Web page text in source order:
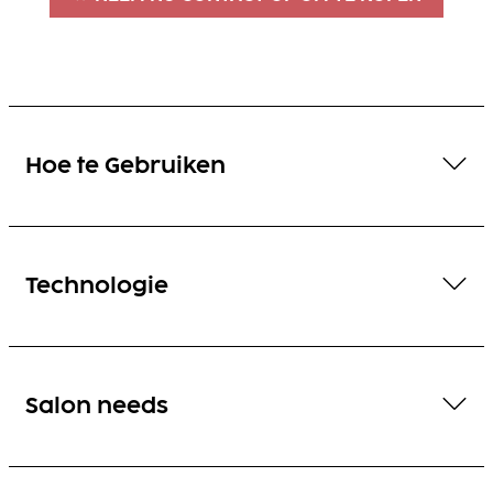
Hoe te Gebruiken
Technologie
Salon needs